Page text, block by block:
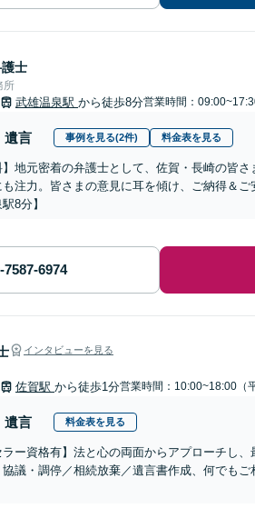
士
所
武雄温泉駅 から徒歩8分営業時間：
遺言 事例を見る(2件) 料金表を見る
】地元密着の弁護士として、佐賀・長崎の皆
注力。皆さまの意見に耳を傾け、ご納得＆
8分】
インタビューを見る
佐賀駅 から徒歩1分営業時間：10:00~18:00（
遺言 料金表を見る
ラー資格有】法と心の両面からアプローチし
協議・調停／相続放棄／遺言書作成、何でも